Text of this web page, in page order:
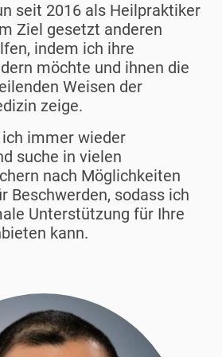
seit 2016 als Heilpraktiker
Ziel gesetzt anderen
indem ich ihre
möchte und ihnen die
Weisen der
zeige.
immer wieder
suche in vielen
nach Möglichkeiten
Beschwerden, sodass ich
Unterstützung für Ihre
kann.